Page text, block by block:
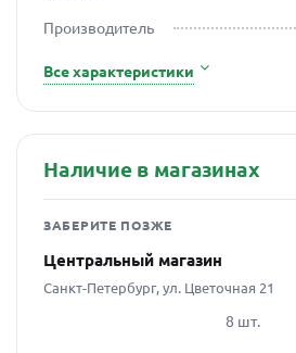
Производитель
Все характеристики
Наличие в магазинах
ЗАБЕРИТЕ ПОЗЖЕ
Центральный магазин
Санкт-Петербург, ул. Цветочная 21
8 шт.